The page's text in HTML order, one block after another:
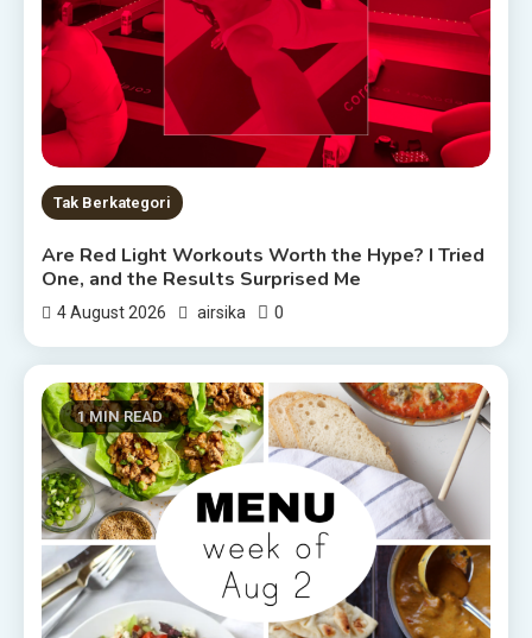
Tak Berkategori
Are Red Light Workouts Worth the Hype? I Tried
One, and the Results Surprised Me
4 August 2026 airsika 0
1 MIN READ